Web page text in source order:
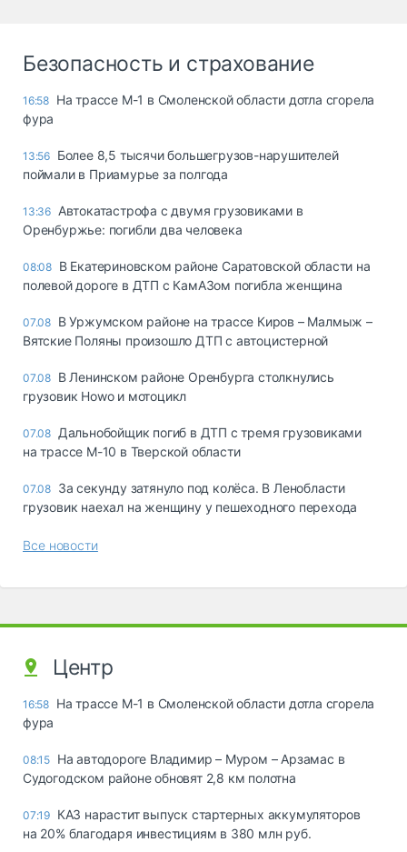
Безопасность и страхование
16:58 На трассе М-1 в Смоленской области дотла сгорела
фура
13:56 Более 8,5 тысячи большегрузов-нарушителей
поймали в Приамурье за полгода
13:36 Автокатастрофа с двумя грузовиками в
Оренбуржье: погибли два человека
08:08 В Екатериновском районе Саратовской области на
полевой дороге в ДТП с КамАЗом погибла женщина
07.08 В Уржумском районе на трассе Киров – Малмыж –
Вятские Поляны произошло ДТП с автоцистерной
07.08 В Ленинском районе Оренбурга столкнулись
грузовик Howo и мотоцикл
07.08 Дальнобойщик погиб в ДТП с тремя грузовиками
на трассе М-10 в Тверской области
07.08 За секунду затянуло под колёса. В Ленобласти
грузовик наехал на женщину у пешеходного перехода
Все новости
Центр
16:58 На трассе М-1 в Смоленской области дотла сгорела
фура
08:15 На автодороге Владимир – Муром – Арзамас в
Судогодском районе обновят 2,8 км полотна
07:19 КАЗ нарастит выпуск стартерных аккумуляторов
на 20% благодаря инвестициям в 380 млн руб.